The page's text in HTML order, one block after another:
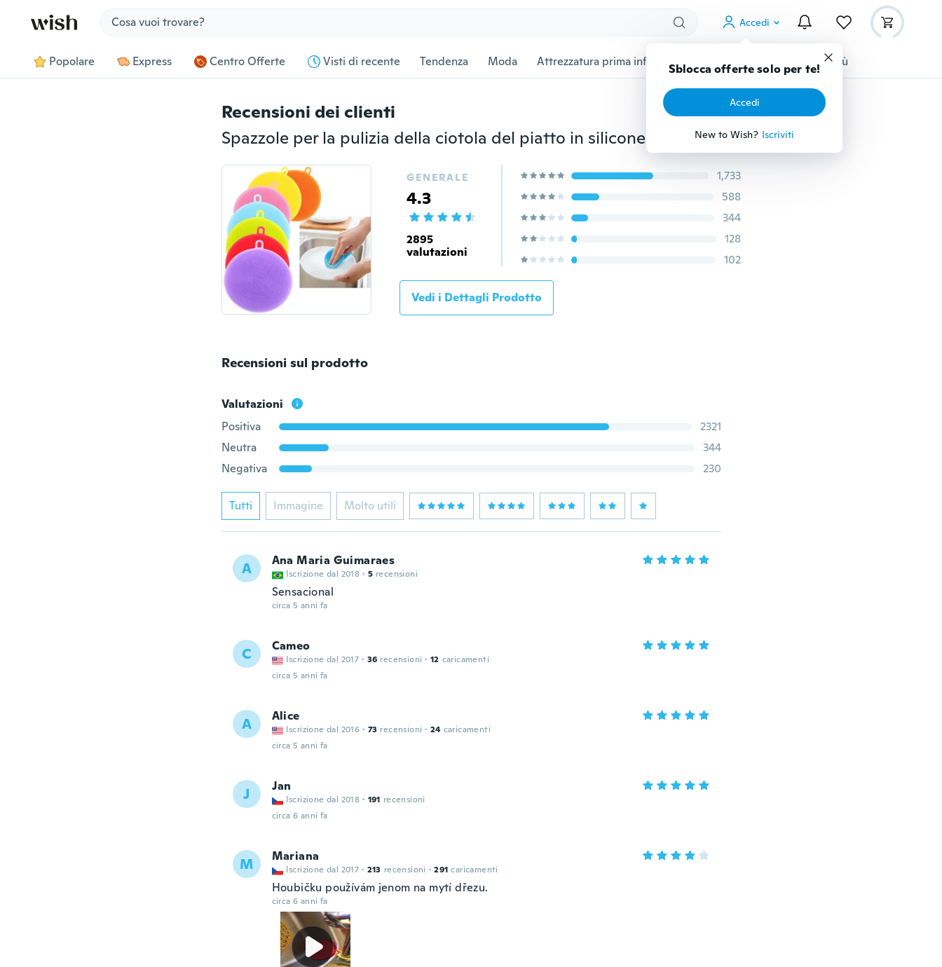
Accedi
Sblocca offerte solo per te!
Accedi
New to Wish? Iscriviti
Popolare Express Centro Offerte Visti di recente Tendenza Moda Attrezzatura prima infanzia Accessori per animali Di più
Recensioni dei clienti
Spazzole per la pulizia della ciotola del piatto in silicone magico Spugna abrasiva Detergente per spazzole per lavaggio in padella
GENERALE
4.3
2895
valutazioni
1,733
588
344
128
102
Vedi i Dettagli Prodotto
Recensioni sul prodotto
Valutazioni
Positiva
2321
Neutra
344
Negativa
230
Tutti Immagine Molto utili
A Ana Maria Guimaraes
Iscrizione dal 2018 · 5 recensioni
Sensacional
circa 5 anni fa
C Cameo
Iscrizione dal 2017 · 36 recensioni · 12 caricamenti
circa 5 anni fa
A Alice
Iscrizione dal 2016 · 73 recensioni · 24 caricamenti
circa 5 anni fa
J Jan
Iscrizione dal 2018 · 191 recensioni
circa 6 anni fa
M Mariana
Iscrizione dal 2017 · 213 recensioni · 291 caricamenti
Houbičku používám jenom na mytí dřezu.
circa 6 anni fa